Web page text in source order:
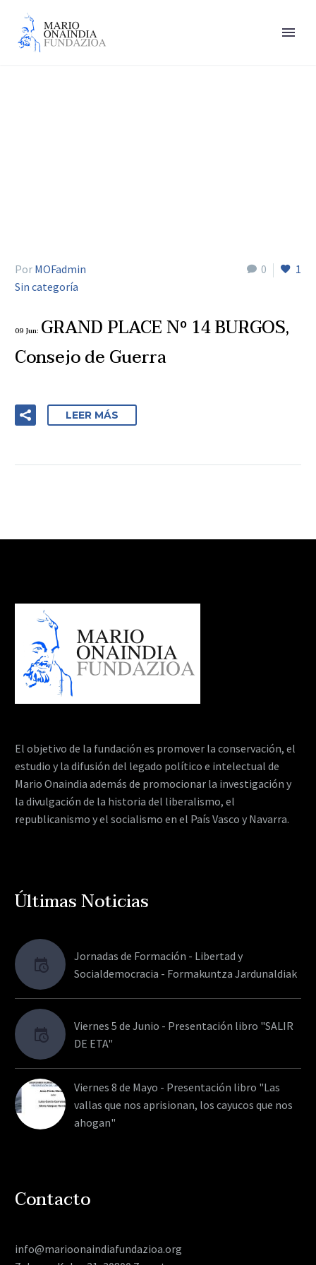
0 1
Por MOFadmin
Sin categoría
09 Jun: GRAND PLACE Nº 14 BURGOS,
Consejo de Guerra
LEER MÁS
El objetivo de la fundación es promover la conservación, el
estudio y la difusión del legado político e intelectual de
Mario Onaindia además de promocionar la investigación y
la divulgación de la historia del liberalismo, el
republicanismo y el socialismo en el País Vasco y Navarra.
Últimas Noticias
Jornadas de Formación - Libertad y
Socialdemocracia - Formakuntza Jardunaldiak
Viernes 5 de Junio - Presentación libro "SALIR
DE ETA"
Viernes 8 de Mayo - Presentación libro "Las
vallas que nos aprisionan, los cayucos que nos
ahogan"
Contacto
info@marioonaindiafundazioa.org